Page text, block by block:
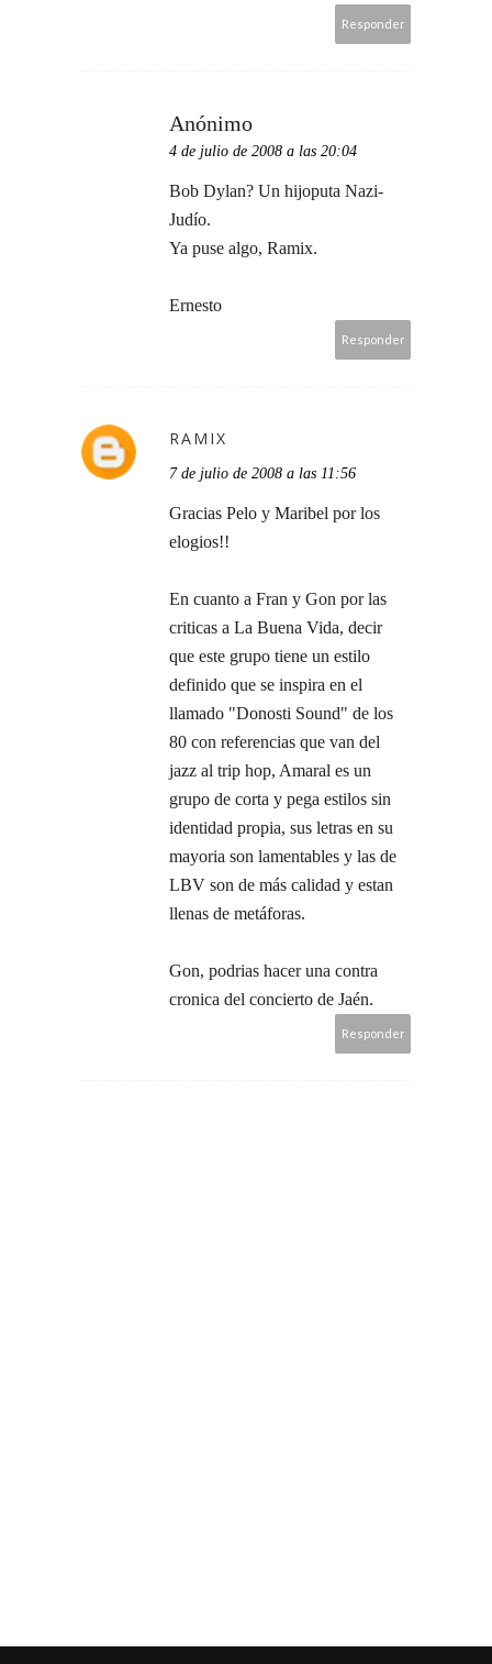
Responder
Anónimo
4 de julio de 2008 a las 20:04
Bob Dylan? Un hijoputa Nazi-
Judío.
Ya puse algo, Ramix.
Ernesto
Responder
RAMIX
7 de julio de 2008 a las 11:56
Gracias Pelo y Maribel por los
elogios!!
En cuanto a Fran y Gon por las
criticas a La Buena Vida, decir
que este grupo tiene un estilo
definido que se inspira en el
llamado "Donosti Sound" de los
80 con referencias que van del
jazz al trip hop, Amaral es un
grupo de corta y pega estilos sin
identidad propia, sus letras en su
mayoria son lamentables y las de
LBV son de más calidad y estan
llenas de metáforas.
Gon, podrias hacer una contra
cronica del concierto de Jaén.
Responder